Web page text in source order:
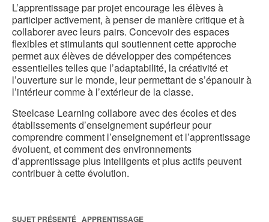
L’apprentissage par projet encourage les élèves à
participer activement, à penser de manière critique et à
collaborer avec leurs pairs. Concevoir des espaces
flexibles et stimulants qui soutiennent cette approche
permet aux élèves de développer des compétences
essentielles telles que l’adaptabilité, la créativité et
l’ouverture sur le monde, leur permettant de s’épanouir à
l’intérieur comme à l’extérieur de la classe.
Steelcase Learning collabore avec des écoles et des
établissements d’enseignement supérieur pour
comprendre comment l’enseignement et l’apprentissage
évoluent, et comment des environnements
d’apprentissage plus intelligents et plus actifs peuvent
contribuer à cette évolution.
SUJET PRÉSENTÉ APPRENTISSAGE